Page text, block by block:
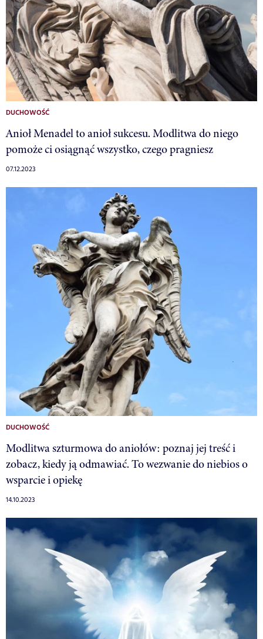
DUCHOWOŚĆ
Anioł Menadel to anioł sukcesu. Modlitwa do niego
pomoże ci osiągnąć wszystko, czego pragniesz
07.12.2023
DUCHOWOŚĆ
Modlitwa szturmowa do aniołów: poznaj jej treść i
zobacz, kiedy ją odmawiać. To wezwanie do niebios o
wsparcie i opiekę
14.10.2023